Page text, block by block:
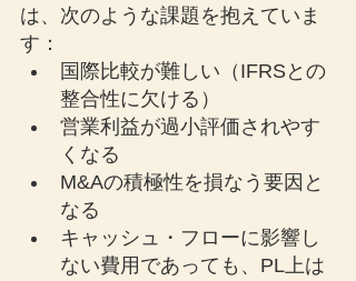
は、次のような課題を抱えていま
す：
国際比較が難しい（IFRSとの
整合性に欠ける）
営業利益が過小評価されやす
くなる
M&Aの積極性を損なう要因と
なる
キャッシュ・フローに影響し
ない費用であっても、PL上は